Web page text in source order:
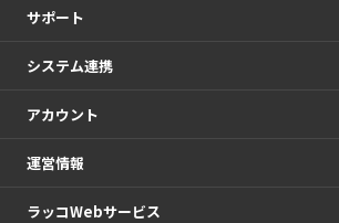
サポート
システム連携
アカウント
運営情報
ラッコWebサービス